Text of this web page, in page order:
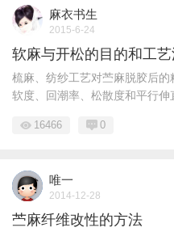
麻衣书生
2015-6-24
软麻与开松的目的和工
梳麻、纺纱工艺对苎麻脱胶后
软度、回潮率、松散度和平行伸
16466 0
唯一
2014-12-28
苎麻纤维改性的方法